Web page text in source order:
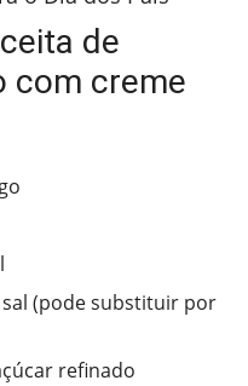
de
com creme
(pode substituir por
refinado